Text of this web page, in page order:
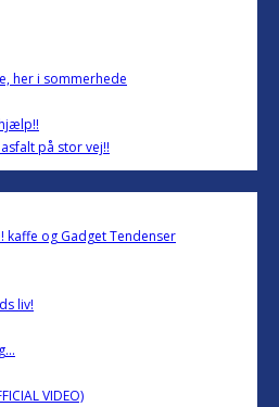
her i sommerhede
på stor vej!!
og Gadget Tendenser
liv!
VIDEO)